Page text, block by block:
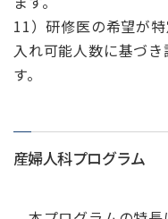
11）研修医の希望が
入れ可能人数に基づ
す
産婦人科プログラム